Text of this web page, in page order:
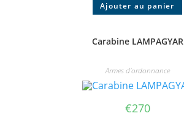
Ajouter au panier
Carabine LAMPAGYAR
Armes d'ordonnance
€270